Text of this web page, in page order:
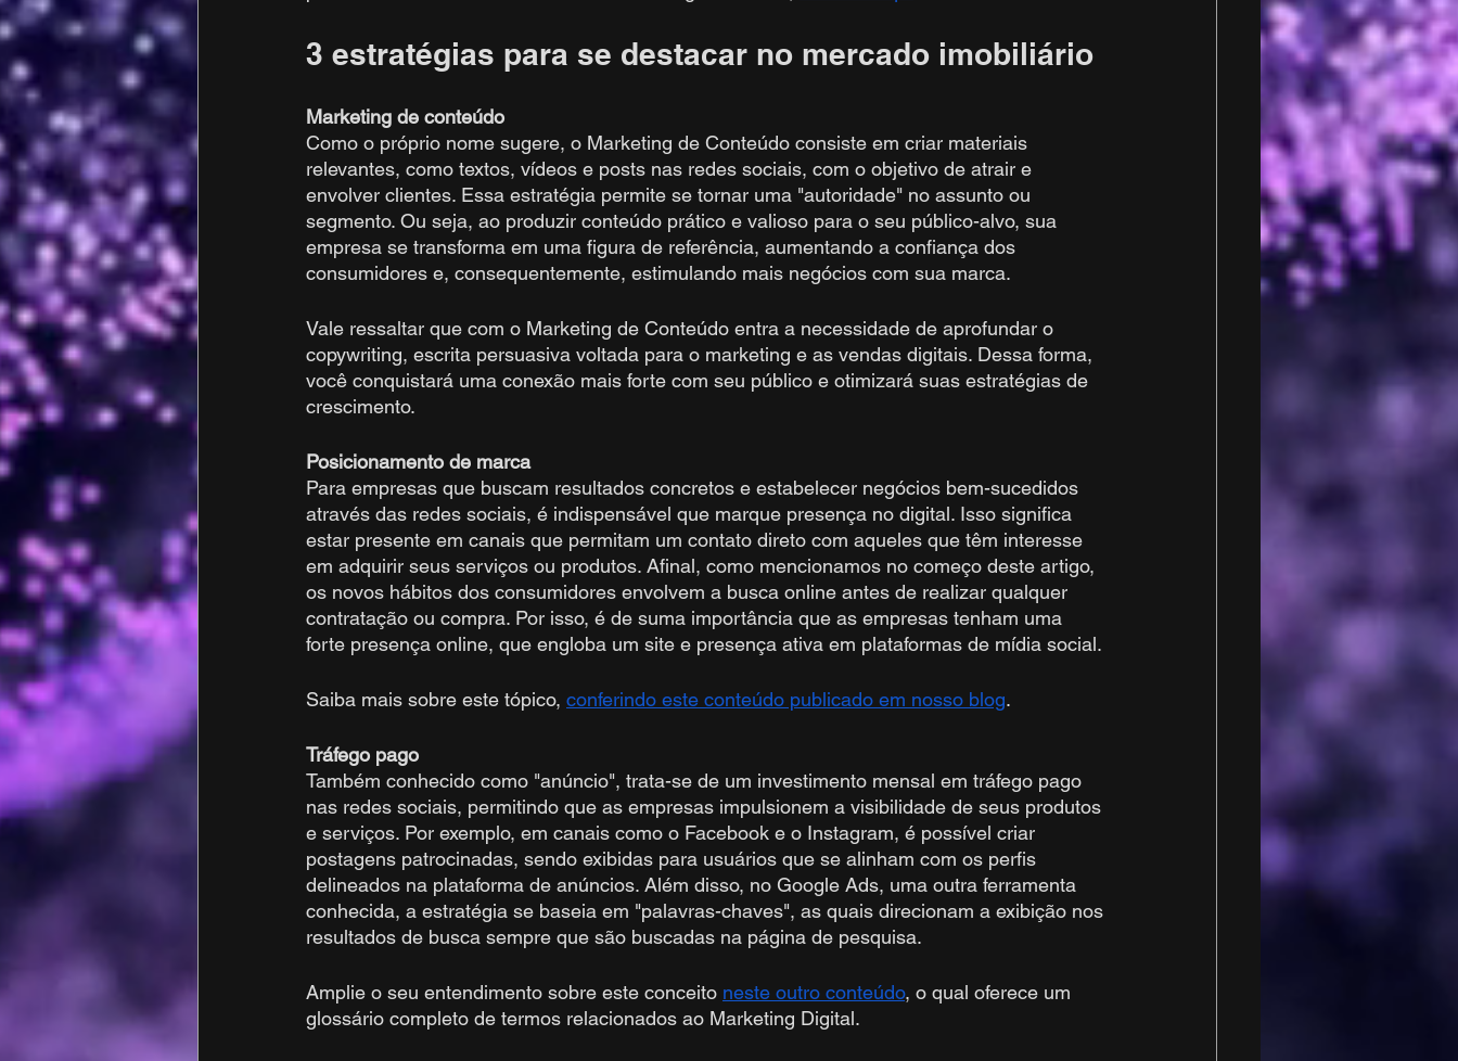
3 estratégias para se destacar no mercado imobiliário
Marketing de conteúdo
Como o próprio nome sugere, o Marketing de Conteúdo consiste em criar materiais
relevantes, como textos, vídeos e posts nas redes sociais, com o objetivo de atrair e
envolver clientes. Essa estratégia permite se tornar uma "autoridade" no assunto ou
segmento. Ou seja, ao produzir conteúdo prático e valioso para o seu público-alvo, sua
empresa se transforma em uma figura de referência, aumentando a confiança dos
consumidores e, consequentemente, estimulando mais negócios com sua marca.
Vale ressaltar que com o Marketing de Conteúdo entra a necessidade de aprofundar o
copywriting, escrita persuasiva voltada para o marketing e as vendas digitais. Dessa forma,
você conquistará uma conexão mais forte com seu público e otimizará suas estratégias de
crescimento.
Posicionamento de marca
Para empresas que buscam resultados concretos e estabelecer negócios bem-sucedidos
através das redes sociais, é indispensável que marque presença no digital. Isso significa
estar presente em canais que permitam um contato direto com aqueles que têm interesse
em adquirir seus serviços ou produtos. Afinal, como mencionamos no começo deste artigo,
os novos hábitos dos consumidores envolvem a busca online antes de realizar qualquer
contratação ou compra. Por isso, é de suma importância que as empresas tenham uma
forte presença online, que engloba um site e presença ativa em plataformas de mídia social.
Saiba mais sobre este tópico, conferindo este conteúdo publicado em nosso blog.
Tráfego pago
Também conhecido como "anúncio", trata-se de um investimento mensal em tráfego pago
nas redes sociais, permitindo que as empresas impulsionem a visibilidade de seus produtos
e serviços. Por exemplo, em canais como o Facebook e o Instagram, é possível criar
postagens patrocinadas, sendo exibidas para usuários que se alinham com os perfis
delineados na plataforma de anúncios. Além disso, no Google Ads, uma outra ferramenta
conhecida, a estratégia se baseia em "palavras-chaves", as quais direcionam a exibição nos
resultados de busca sempre que são buscadas na página de pesquisa.
Amplie o seu entendimento sobre este conceito neste outro conteúdo, o qual oferece um
glossário completo de termos relacionados ao Marketing Digital.